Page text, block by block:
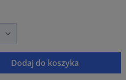
Dodaj do koszyka